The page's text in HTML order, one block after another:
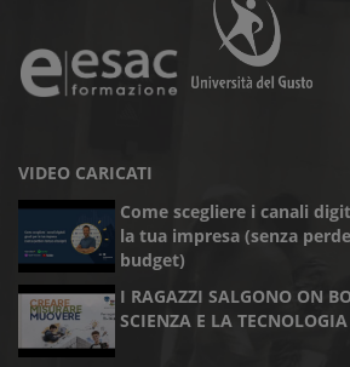
VIDEO CARICATI
Come scegliere i canali
la tua impresa (senza
budget)
I RAGAZZI SALGONO ON
SCIENZA E LA TECNOLOGIA